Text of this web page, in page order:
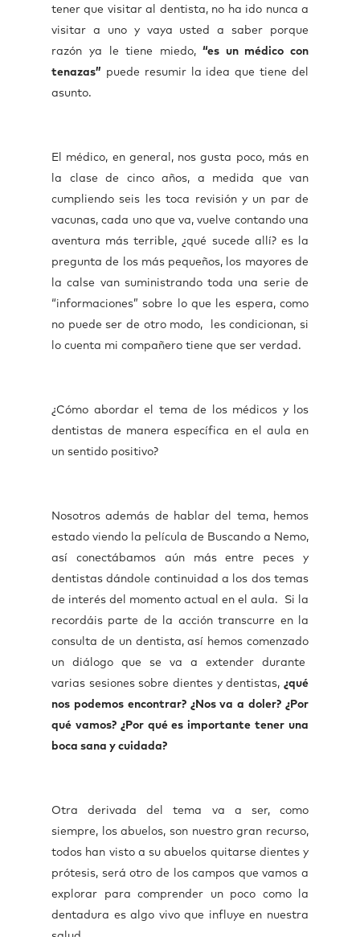
tener que visitar al dentista, no ha ido nunca a
visitar a uno y vaya usted a saber porque
razón ya le tiene miedo, “es un médico con
tenazas” puede resumir la idea que tiene del
asunto.
El médico, en general, nos gusta poco, más en
la clase de cinco años, a medida que van
cumpliendo seis les toca revisión y un par de
vacunas, cada uno que va, vuelve contando una
aventura más terrible, ¿qué sucede allí? es la
pregunta de los más pequeños, los mayores de
la calse van suministrando toda una serie de
“informaciones” sobre lo que les espera, como
no puede ser de otro modo, les condicionan, si
lo cuenta mi compañero tiene que ser verdad.
¿Cómo abordar el tema de los médicos y los
dentistas de manera específica en el aula en
un sentido positivo?
Nosotros además de hablar del tema, hemos
estado viendo la película de Buscando a Nemo,
así conectábamos aún más entre peces y
dentistas dándole continuidad a los dos temas
de interés del momento actual en el aula. Si la
recordáis parte de la acción transcurre en la
consulta de un dentista, así hemos comenzado
un diálogo que se va a extender durante
varias sesiones sobre dientes y dentistas, ¿qué
nos podemos encontrar? ¿Nos va a doler? ¿Por
qué vamos? ¿Por qué es importante tener una
boca sana y cuidada?
Otra derivada del tema va a ser, como
siempre, los abuelos, son nuestro gran recurso,
todos han visto a su abuelos quitarse dientes y
prótesis, será otro de los campos que vamos a
explorar para comprender un poco como la
dentadura es algo vivo que influye en nuestra